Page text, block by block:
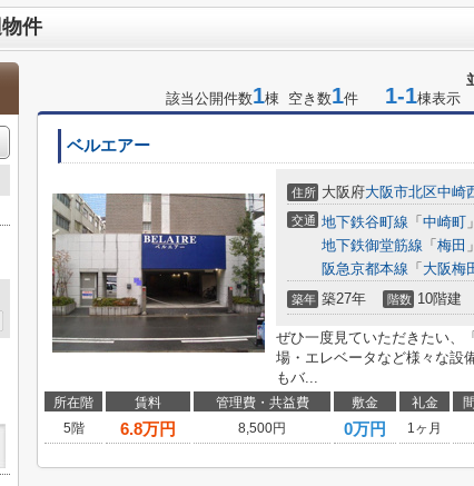
件
該当公開件数1棟 空き数1件 1-1棟表示
ベルエアー
住所 大阪府大阪市北区中崎
交通 地下鉄谷町線 「 中崎町
地下鉄御堂筋線 「 梅田
阪急京都本線 「 大阪梅
築年 築27年 階数 10階建
ぜひ一度見ていただきたい、
場・エレベータなど様々な設
もバ...
所在階 賃料 管理費・共益費 敷金 礼金
5階
6.8万円 8,500円 0万円 1ヶ月